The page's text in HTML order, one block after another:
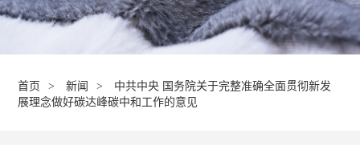
首页 > 新闻 >
中共中央 国务院关于完整准确全面贯彻新发
展理念做好碳达峰碳中和工作的意见